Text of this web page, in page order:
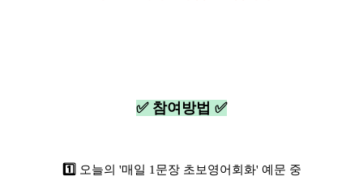
✅ 참여방법 ✅
1️⃣ 오늘의 '매일 1문장 초보영어회화' 예문 중